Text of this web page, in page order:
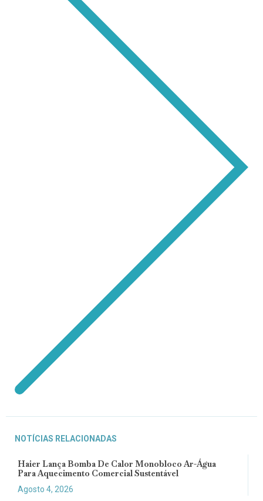
NOTÍCIAS RELACIONADAS
Haier Lança Bomba De Calor Monobloco Ar-Água
Para Aquecimento Comercial Sustentável
Agosto 4, 2026